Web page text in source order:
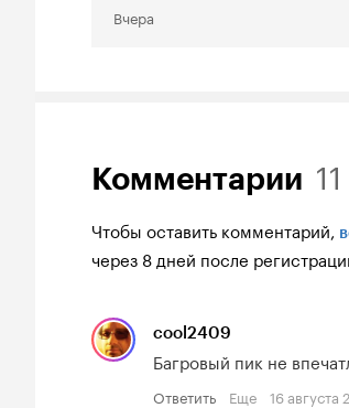
Вчера
Комментарии 11
Чтобы оставить комментарий,
через 8 дней после
cool2409
Багровый пик не
Ответить Еще 16 августа